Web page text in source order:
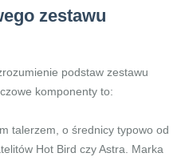
zestawu
podstaw zestawu
komponenty to:
talerzem, o średnicy typowo od
Hot Bird czy Astra. Marka